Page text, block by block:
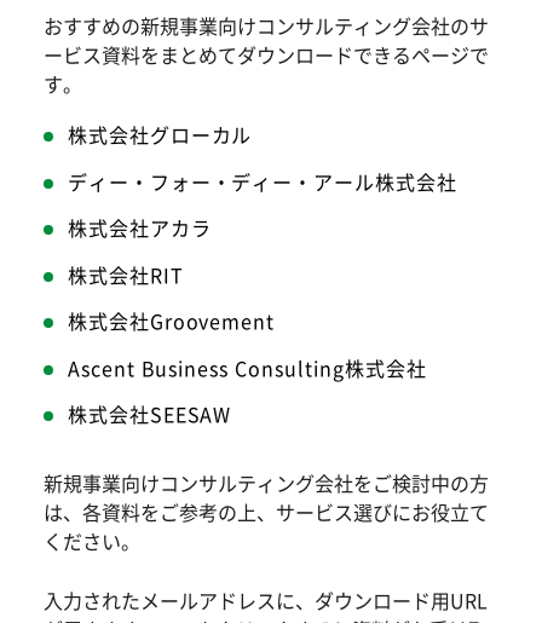
おすすめの新規事業向けコンサルティング会社のサ
ービス資料をまとめてダウンロードできるページで
す。
株式会社グローカル
ディー・フォー・ディー・アール株式会社
株式会社アカラ
株式会社RIT
株式会社Groovement
Ascent Business Consulting株式会社
株式会社SEESAW
新規事業向けコンサルティング会社をご検討中の方
は、各資料をご参考の上、サービス選びにお役立て
ください。
入力されたメールアドレスに、ダウンロード用URL